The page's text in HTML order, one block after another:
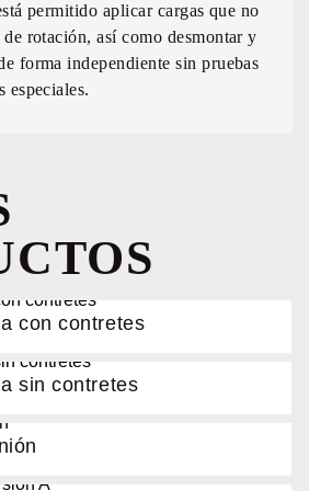
permitido aplicar cargas que no
rotación, así como desmontar y
forma independiente sin pruebas
especiales.
con contretes
sin contretes